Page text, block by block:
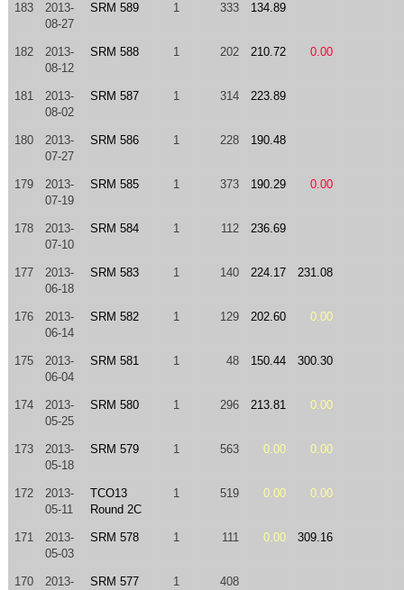
183
2013-
08-27
SRM 589 1 333 134.89
182
2013-
08-12
SRM 588 1 202 210.72 0.00
181
2013-
08-02
SRM 587 1 314 223.89
180
2013-
07-27
SRM 586 1 228 190.48
179
2013-
07-19
SRM 585 1 373 190.29 0.00
178
2013-
07-10
SRM 584 1 112 236.69
177
2013-
06-18
SRM 583 1 140 224.17 231.08
176
2013-
06-14
SRM 582 1 129 202.60 0.00
175
2013-
06-04
SRM 581 1 48 150.44 300.30
174
2013-
05-25
SRM 580 1 296 213.81 0.00
173
2013-
05-18
SRM 579 1 563 0.00 0.00
172
2013-
05-11
TCO13
Round 2C
1 519 0.00 0.00
171
2013-
05-03
SRM 578 1 111 0.00 309.16
170
2013-
SRM 577 1 408